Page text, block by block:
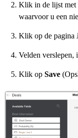
Klik in de lijst met
waarvoor u een
Klik op de pagina
Velden verslepen,
Klik op Save